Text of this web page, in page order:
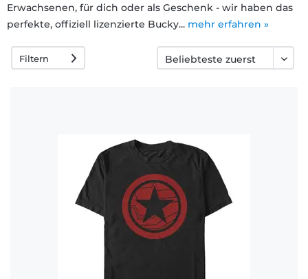
Lieferung
30 Tage
Erwachsenen, für dich oder als Geschenk - wir haben das
perfekte, offiziell lizenzierte Bucky... mehr erfahren »
Filtern